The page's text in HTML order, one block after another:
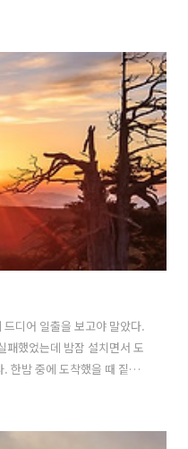
갈 때마다 실패했다. 이번
이 아쉽긴 하지만...날이 밝기
제대로된 일출은 없었다...
디어 일출을 보고야 말았다.
패했었는데 밤잠 설치면서 도
한밤 중에 도착했을 때 짙은
정신없이 달려갔다.그렇게